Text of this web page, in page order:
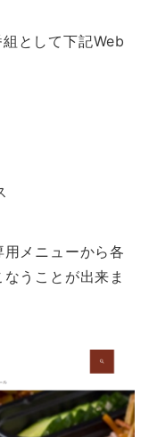
として下記Web
メニューから各
うことが出来ま